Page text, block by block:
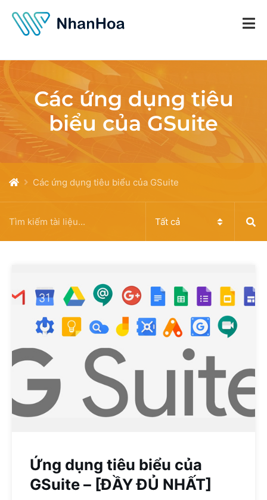
Các ứng dụng tiêu
biểu của GSuite
Các ứng dụng tiêu biểu của GSuite
Ứng dụng tiêu biểu của
GSuite – [ĐẦY ĐỦ NHẤT]